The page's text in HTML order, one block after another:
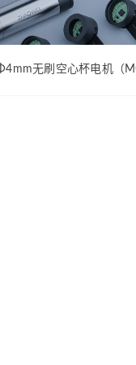
ZWPD
ZWPD
ZWPD
无刷空心杯电机（